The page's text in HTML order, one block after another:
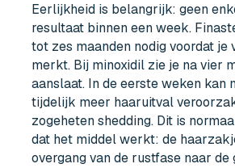
Eerlijkheid is belangrijk: geen
resultaat binnen een week.
tot zes maanden nodig voordat je
merkt. Bij minoxidil zie je na vier
aanslaat. In de eerste weken kan
tijdelijk meer haaruitval
zogeheten shedding. Dit is
dat het middel werkt: de
overgang van de rustfase naar de